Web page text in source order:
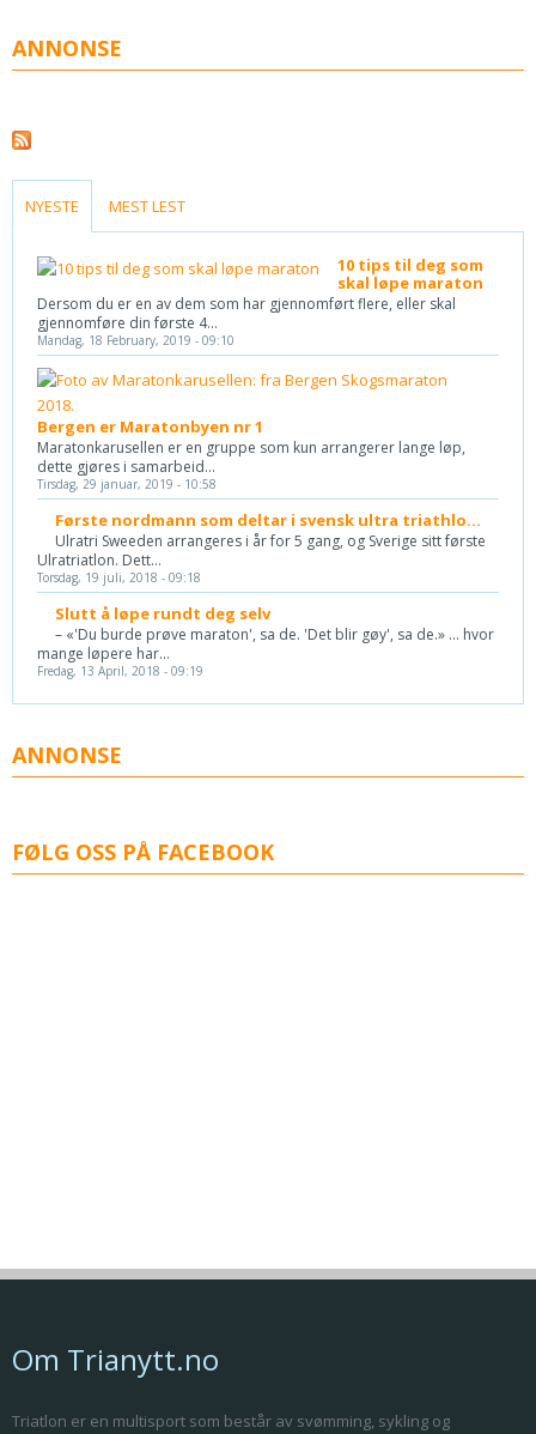
ANNONSE
NYESTE (ACTIVE TAB)
MEST LEST
10 tips til deg som
skal løpe maraton
Dersom du er en av dem som har gjennomført flere, eller skal
gjennomføre din første 4...
Mandag, 18 February, 2019 - 09:10
Bergen er Maratonbyen nr 1
Maratonkarusellen er en gruppe som kun arrangerer lange løp,
dette gjøres i samarbeid...
Tirsdag, 29 januar, 2019 - 10:58
Første nordmann som deltar i svensk ultra triathlo...
Ulratri Sweeden arrangeres i år for 5 gang, og Sverige sitt første
Ulratriatlon. Dett...
Torsdag, 19 juli, 2018 - 09:18
Slutt å løpe rundt deg selv
– «'Du burde prøve maraton', sa de. 'Det blir gøy', sa de.» ... hvor
mange løpere har...
Fredag, 13 April, 2018 - 09:19
ANNONSE
FØLG OSS PÅ FACEBOOK
Om Trianytt.no
Triatlon er en multisport som består av svømming, sykling og